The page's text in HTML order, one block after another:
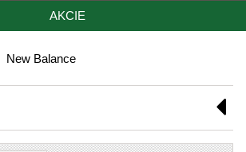
AKCIE
New Balance